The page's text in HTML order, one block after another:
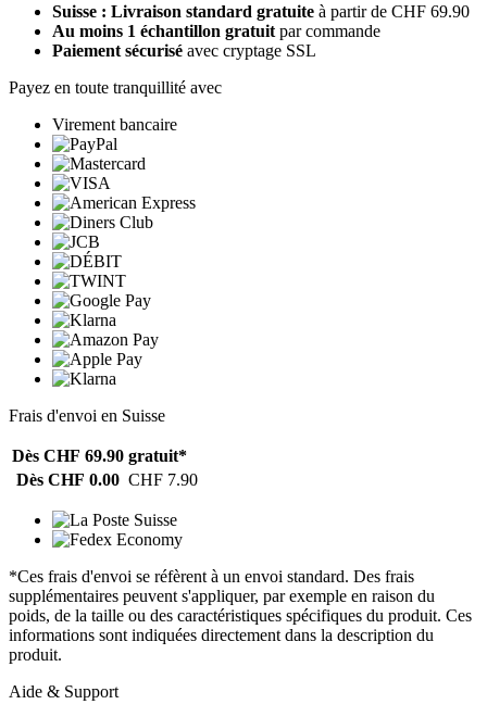
Suisse : Livraison standard gratuite à partir de CHF 69.90
Au moins 1 échantillon gratuit par commande
Paiement sécurisé avec cryptage SSL
Payez en toute tranquillité avec
Virement bancaire
Frais d'envoi en Suisse
Dès CHF 69.90 gratuit*
Dès CHF 0.00 CHF 7.90
*Ces frais d'envoi se réfèrent à un envoi standard. Des frais
supplémentaires peuvent s'appliquer, par exemple en raison du
poids, de la taille ou des caractéristiques spécifiques du produit. Ces
informations sont indiquées directement dans la description du
produit.
Aide & Support